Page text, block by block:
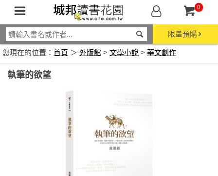
0
限量預購
您現在的位置： 首頁 ＞ 外版館 > 文學小說 > 華文創作
執筆的欲望